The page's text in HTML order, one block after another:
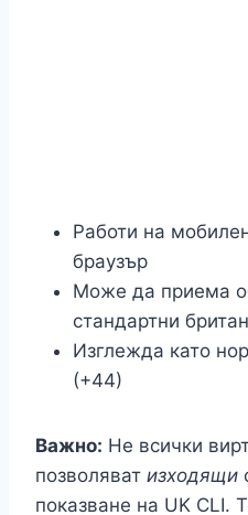
Работи на
браузър
Може да приема
стандартни
Изглежда като
(+44)
Важно: Не всички
позволяват изходящи
показване на UK CLI.